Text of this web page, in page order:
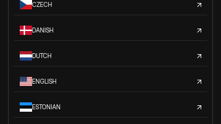
CZECH
DANISH
DUTCH
ENGLISH
ESTONIAN